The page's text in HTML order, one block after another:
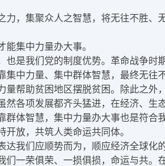
力，集聚众人之智慧，将无往不胜
集中力量办大事。
是我们党的制度优势。革命战争
集中力量、集中群体智慧，最终无
量帮助贫困地区摆脱贫困。除此之
然各项发展都齐头猛进，在经济、
体智慧，集中力量办大事也是符合
放，共筑人类命运共同体。
我们应顺势而为，顺应经济全球
们一荣俱荣、一损俱损，命运与共